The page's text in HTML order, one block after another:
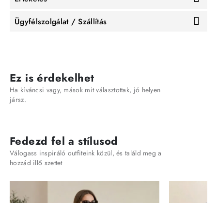
Ügyfélszolgálat / Szállítás
Ez is érdekelhet
Ha kíváncsi vagy, mások mit választottak, jó helyen
jársz.
Fedezd fel a stílusod
Válogass inspiráló outfiteink közül, és találd meg a
hozzád illő szettet